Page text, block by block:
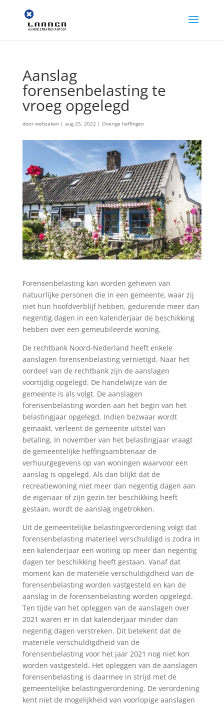
Aanslag
forensenbelasting te
vroeg opgelegd
door webzaken| aug 25, 2022 | Overige heffingen
Forensenbelasting kan worden geheven van
natuurlijke personen die in een gemeente, waar zij
niet hun hoofdverblijf hebben, gedurende meer dan
negentig dagen in een kalenderjaar de beschikking
hebben over een gemeubileerde woning.
De rechtbank Noord-Nederland heeft enkele
aanslagen forensenbelasting vernietigd. Naar het
oordeel van de rechtbank zijn de aanslagen
voortijdig opgelegd. De handelwijze van de
gemeente is als volgt. De aanslagen
forensenbelasting worden aan het begin van het
belastingjaar opgelegd. Indien bezwaar wordt
gemaakt, verleent de gemeente uitstel van
betaling. In november van het belastingjaar vraagt
de gemeentelijke heffingsambtenaar de
verhuurgegevens op van woningen waarvoor een
aanslag is opgelegd. Als dan blijkt dat de
recreatiewoning niet meer dan negentig dagen aan
de eigenaar of zijn gezin ter beschikking heeft
gestaan, wordt de aanslag ingetrokken.
Uit de gemeentelijke belastingverordening volgt dat
forensenbelasting materieel verschuldigd is zodra in
een kalenderjaar een woning op meer dan negentig
dagen ter beschikking heeft gestaan. Vanaf dat
moment kan de materiële verschuldigdheid van de
forensenbelasting worden vastgesteld en kan de
aanslag in de forensenbelasting worden opgelegd.
Ten tijde van het opleggen van de aanslagen over
2021 waren er in dat kalenderjaar minder dan
negentig dagen verstreken. Dit betekent dat de
materiële verschuldigdheid van de
forensenbelasting voor het jaar 2021 nog niet kon
worden vastgesteld. Het opleggen van de aanslagen
forensenbelasting is daarmee in strijd met de
gemeentelijke belastingverordening. De verordening
kent niet de mogelijkheid van voorlopige aanslagen